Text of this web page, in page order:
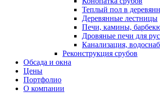
Теплый пол в
Деревянные лестницы
Печи, камины,
Дровяные печи для
Канализация,
Реконструкция срубов
Обсада и окна
Цены
Портфолио
О компании